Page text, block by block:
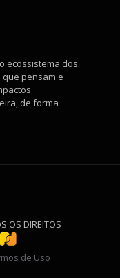
ecossistema dos
pensam e
de forma
OS DIREITOS
de Uso